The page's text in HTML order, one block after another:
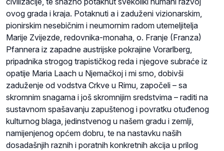
ovog grada i kraja. Potaknuti a i zaduženi vizionarskim,
pionirskim nesebičnim i neumornim radom utemeljitelja
Marije Zvijezde, redovnika-monaha, o. Franje (Franza)
Pfannera iz zapadne austrijske pokrajine Vorarlberg,
pripadnika strogog trapističkog reda i njegove subraće iz
opatije Maria Laach u Njemačkoj i mi smo, dobivši
zaduženje od vodstva Crkve u Rimu, započeli – sa
skromnim snagama i još skromnijim sredstvima – raditi na
sustavnom spašavanju zapuštenog i povratku otuđenog
kulturnog blaga, jedinstvenog u našem gradu i zemlji,
namijenjenog općem dobru, te na nastavku naših
dosadašnjih raznih i poratnih konkretnih akcija u prilog